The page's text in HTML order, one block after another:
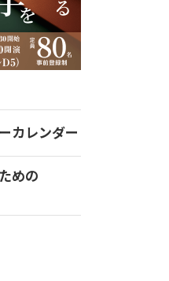
カレンダー
めの